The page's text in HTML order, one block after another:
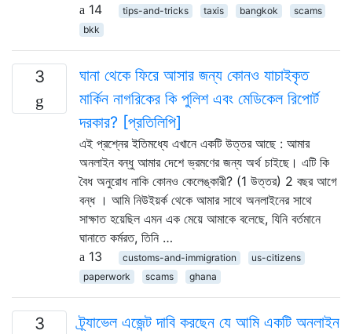
14
tips-and-tricks taxis bangkok
scams
bkk
3
ঘানা থেকে ফিরে আসার জন্য কোনও যাচাইকৃত
মার্কিন নাগরিকের কি পুলিশ এবং মেডিকেল রিপোর্ট
দরকার? [প্রতিলিপি]
এই প্রশ্নের ইতিমধ্যে এখানে একটি উত্তর আছে : আমার
অনলাইন বন্ধু আমার দেশে ভ্রমণের জন্য অর্থ চাইছে। এটি কি
বৈধ অনুরোধ নাকি কোনও কেলেঙ্কারী? (1 উত্তর) 2 বছর আগে
বন্ধ । আমি নিউইয়র্ক থেকে আমার সাথে অনলাইনের সাথে
সাক্ষাত হয়েছিল এমন এক মেয়ে আমাকে বলেছে, যিনি বর্তমানে
ঘানাতে কর্মরত, তিনি …
13
customs-and-immigration
us-citizens
paperwork
scams ghana
3
ট্র্যাভেল এজেন্ট দাবি করছেন যে আমি একটি অনলাইন